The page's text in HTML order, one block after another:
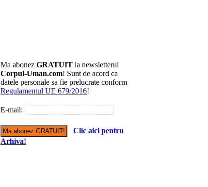
Ma abonez GRATUIT la newsletterul
Corpul-Uman.com! Sunt de acord ca
datele personale sa fie prelucrate conform
Regulamentul UE 679/2016!
E-mail:
Clic aici pentru
Arhiva!